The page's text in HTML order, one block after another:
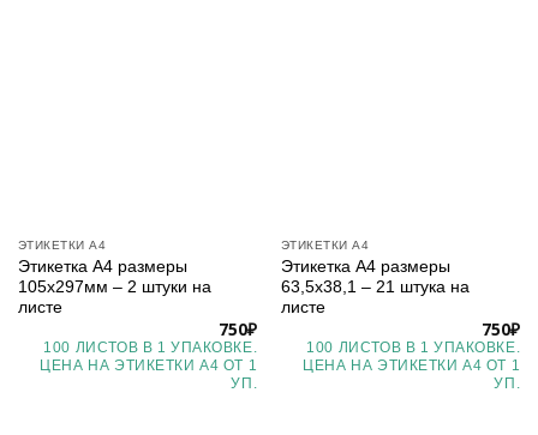
ЭТИКЕТКИ А4
Этикетка А4 размеры
105х297мм – 2 штуки на
листе
750₽
100 ЛИСТОВ В 1 УПАКОВКЕ.
ЦЕНА НА ЭТИКЕТКИ А4 ОТ 1
УП.
ЭТИКЕТКИ А4
Этикетка А4 размеры
63,5х38,1 – 21 штука на
листе
750₽
100 ЛИСТОВ В 1 УПАКОВКЕ.
ЦЕНА НА ЭТИКЕТКИ А4 ОТ 1
УП.